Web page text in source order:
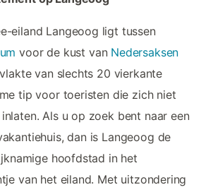
eiland Langeoog ligt tussen
voor de kust van Nedersaksen
van slechts 20 vierkante
tip voor toeristen die zich niet
Als u op zoek bent naar een
dan is Langeoog de
hoofdstad in het
van het eiland. Met uitzondering